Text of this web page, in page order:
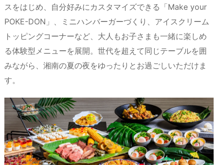
スをはじめ、自分好みにカスタマイズできる「Make your
POKE-DON」、ミニハンバーガーづくり、アイスクリーム
トッピングコーナーなど、大人もお子さまも一緒に楽しめ
る体験型メニューを展開。世代を超えて同じテーブルを囲
みながら、湘南の夏の夜をゆったりとお過ごしいただけま
す。